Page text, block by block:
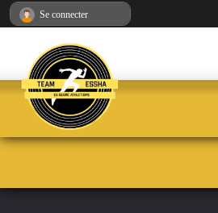
Se connecter
Panneau de gestion des cookies